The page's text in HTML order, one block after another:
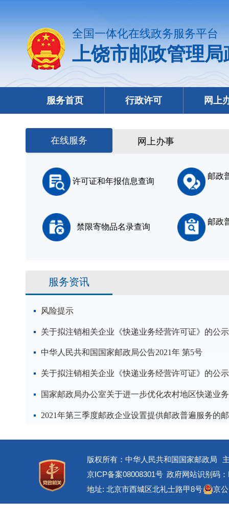
全国一体化在线政务服务平台
上饶市邮政管理
服务首页 行政许可 网上
在线服务 网上办事
许可证和年报信息查询
邮政
禁限寄物品名录查询
邮政
服务资讯
风险提示
关于拟注销相关企业《快递业务经营许可证》的公示
中华人民共和国国家邮政局公告2021年 第5号
关于拟注销相关企业《快递业务经营许可证》的公示
版权所有：中华人民共和国国家邮政局
京ICP备案08008301号 政府网站识别码
地址: 北京市西城区北礼士路甲8号
京